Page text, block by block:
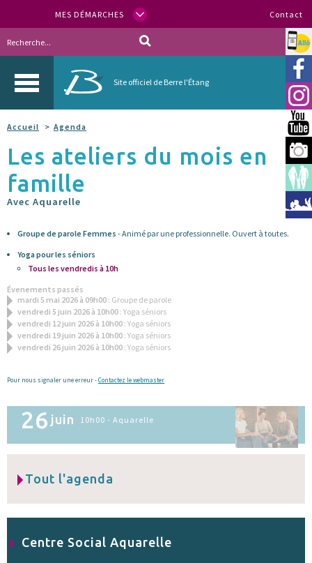
MES DÉMARCHES Contact
Site officiel de Berre l'Étang
Allo
Accueil Agenda
Les ateliers du mois en
famille
Avec Aquarelle
Groupe de parole Femmes - Animé par une professionnelle. Ouvert à toutes.
Yoga pour les séniors
Tous les vendredis à 10h
Évenements passés
mardi 5 mai 2026 à 09h00 : Groupe de parole
vendredi 5 juin 2026 à 10h00 : Yoga séniors
vendredi 12 juin 2026 à 10h00 : Yoga séniors
vendredi 19 juin 2026 à 10h00 : Yoga séniors
vendredi 26 juin 2026 à 10h00 : Yoga séniors
Pour nous signaler une erreur -Contactez le webmaster
26 juin 10h00 - Aquarelle
Tout l'agenda
Centre Social Aquarelle